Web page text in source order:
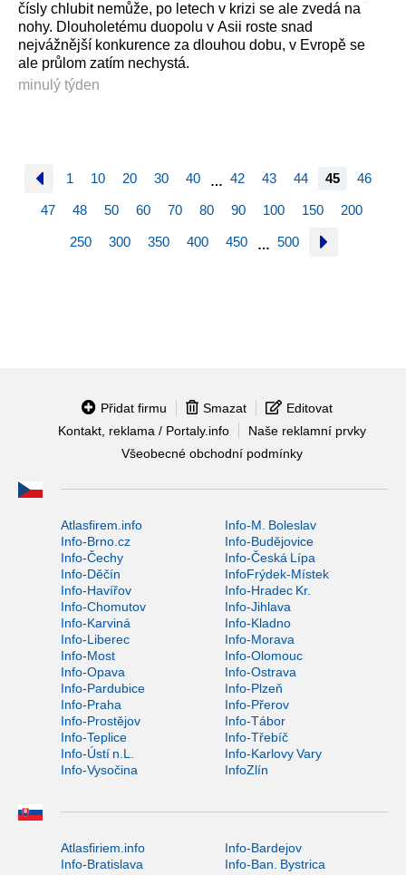
čísly chlubit nemůže, po letech v krizi se ale zvedá na
nohy. Dlouholetému duopolu v Asii roste snad
nejvážnější konkurence za dlouhou dobu, v Evropě se
ale průlom zatím nechystá.
minulý týden
1 10 20 30 40 … 42 43 44 45 46
47 48 50 60 70 80 90 100 150 200
250 300 350 400 450 … 500
Přidat firmu Smazat
Editovat
Kontakt, reklama / Portaly.info
Naše reklamní prvky
Všeobecné obchodní podmínky
Atlasfirem.info
Info-M. Boleslav
Info-Brno.cz
Info-Budějovice
Info-Čechy
Info-Česká Lípa
Info-Děčín
InfoFrýdek-Místek
Info-Havířov
Info-Hradec Kr.
Info-Chomutov
Info-Jihlava
Info-Karviná
Info-Kladno
Info-Liberec
Info-Morava
Info-Most
Info-Olomouc
Info-Opava
Info-Ostrava
Info-Pardubice
Info-Plzeň
Info-Praha
Info-Přerov
Info-Prostějov
Info-Tábor
Info-Teplice
Info-Třebíč
Info-Ústí n.L.
Info-Karlovy Vary
Info-Vysočina
InfoZlín
Atlasfiriem.info
Info-Bardejov
Info-Bratislava
Info-Ban. Bystrica